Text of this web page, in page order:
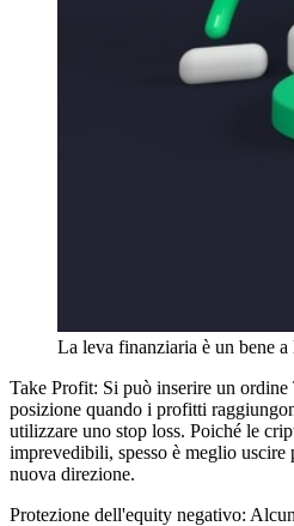
La leva finanziaria è un bene
Take Profit: Si può inserire un
posizione quando i profitti
utilizzare uno stop loss. Poiché le
imprevedibili, spesso è meglio
nuova direzione.
Protezione dell'equity negativo: